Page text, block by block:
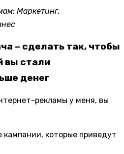
Маркетинг,
– сделать так, чтобы
вы стали
денег
рекламы у меня, вы
кампании, которые приведут